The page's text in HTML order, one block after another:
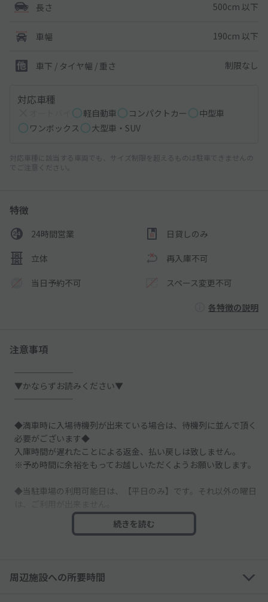
長さ 500cm 以下
車幅 190cm 以下
車下 / タイヤ幅 / 重さ 制限なし
対応車種
軽自動車 コンパクトカー
中型車
ワンボックス
大型車・SUV
対応車種に該当する車両でも、サイズ制限を超えるものは駐車できませんの
でご注意ください。
特徴
24時間営業 日貸しのみ
立体 再入庫不可
当日予約不可 スペース変更不可
各特徴の説明
注意事項
───────
▼かならずお読みください▼
───────
◆満車時に入場待機列が出来ている場合は、待機列に並んで頂く
必要がございます◆
入庫時間が遅れたことによる返金、払い戻しは致しません。
※予め時間に余裕をもってお越しいただくようお願い致します。
◆当駐車場の利用可能日は、【平日のみ】です。それ以外の曜日
◆当日予約はできません。
◆一度出庫すると再入場はできません。
続きを読む
周辺施設への所要時間